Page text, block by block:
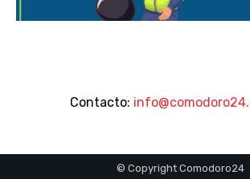
Contacto:
© Copyright Comodoro24